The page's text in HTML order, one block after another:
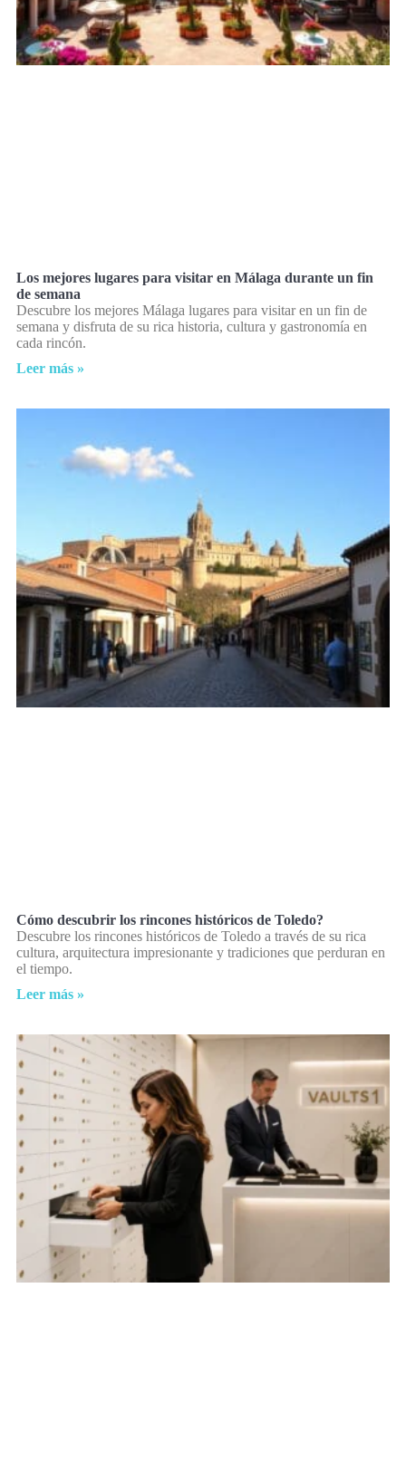
Los mejores lugares para visitar en Málaga durante un fin
de semana
Descubre los mejores Málaga lugares para visitar en un fin de
semana y disfruta de su rica historia, cultura y gastronomía en
cada rincón.
Leer más »
Cómo descubrir los rincones históricos de Toledo?
Descubre los rincones históricos de Toledo a través de su rica
cultura, arquitectura impresionante y tradiciones que perduran en
el tiempo.
Leer más »